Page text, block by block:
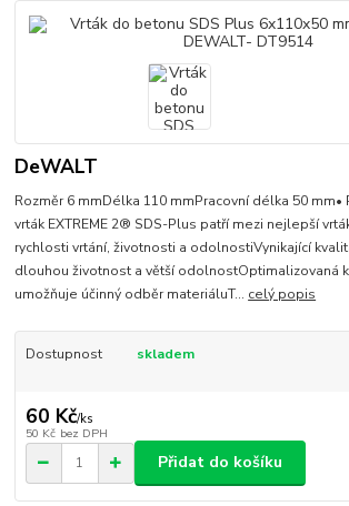
DeWALT
Rozměr 6 mmDélka 110 mmPracovní délka 50 mm•
vrták EXTREME 2® SDS-Plus patří mezi nejlepší
rychlosti vrtání, životnosti a odolnostiVynikající
dlouhou životnost a větší odolnostOptimalizovaná
umožňuje účinný odběr materiáluT... celý popis
Dostupnost skladem
60 Kč/ks
50 Kč bez DPH
Přidat do košíku